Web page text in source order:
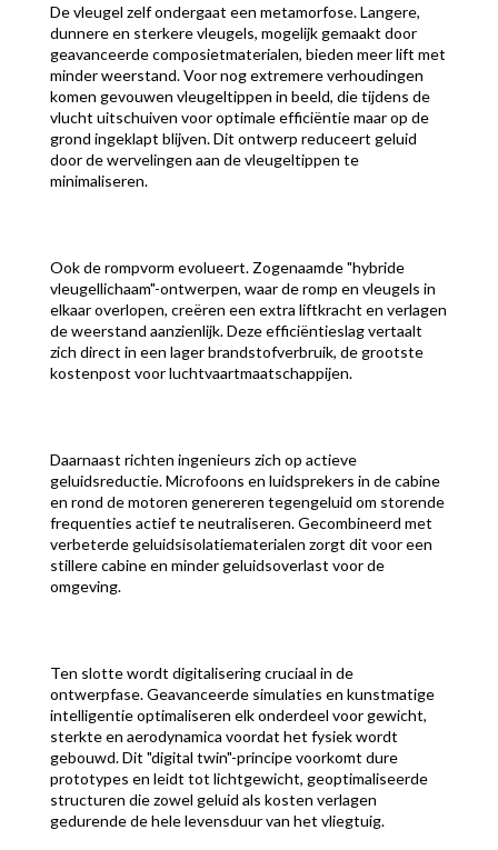
De vleugel zelf ondergaat een metamorfose. Langere,
dunnere en sterkere vleugels, mogelijk gemaakt door
geavanceerde composietmaterialen, bieden meer lift met
minder weerstand. Voor nog extremere verhoudingen
komen gevouwen vleugeltippen in beeld, die tijdens de
vlucht uitschuiven voor optimale efficiëntie maar op de
grond ingeklapt blijven. Dit ontwerp reduceert geluid
door de wervelingen aan de vleugeltippen te
minimaliseren.
Ook de rompvorm evolueert. Zogenaamde "hybride
vleugellichaam"-ontwerpen, waar de romp en vleugels in
elkaar overlopen, creëren een extra liftkracht en verlagen
de weerstand aanzienlijk. Deze efficiëntieslag vertaalt
zich direct in een lager brandstofverbruik, de grootste
kostenpost voor luchtvaartmaatschappijen.
Daarnaast richten ingenieurs zich op actieve
geluidsreductie. Microfoons en luidsprekers in de cabine
en rond de motoren genereren tegengeluid om storende
frequenties actief te neutraliseren. Gecombineerd met
verbeterde geluidsisolatiematerialen zorgt dit voor een
stillere cabine en minder geluidsoverlast voor de
omgeving.
Ten slotte wordt digitalisering cruciaal in de
ontwerpfase. Geavanceerde simulaties en kunstmatige
intelligentie optimaliseren elk onderdeel voor gewicht,
sterkte en aerodynamica voordat het fysiek wordt
gebouwd. Dit "digital twin"-principe voorkomt dure
prototypes en leidt tot lichtgewicht, geoptimaliseerde
structuren die zowel geluid als kosten verlagen
gedurende de hele levensduur van het vliegtuig.